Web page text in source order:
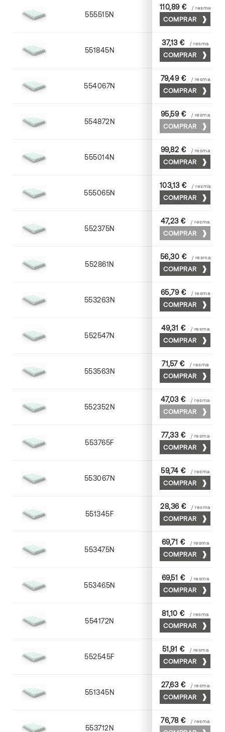
555515N 72 x 102
110,89 € / resma
COMPRAR
551845N 45 x 64
37,13 € / resma
COMPRAR
554067N 65 x 90
79,49 € / resma
COMPRAR
554872N 70 x 100
95,59 € / resma
COMPRAR
555014N 72 x 102
99,82 € / resma
COMPRAR
555065N 65 x 90
103,13 € / resma
COMPRAR
552375N 75 x 53
47,23 € / resma
COMPRAR
552861N 63 x 88
56,30 € / resma
COMPRAR
553263N 63 x 88
65,79 € / resma
COMPRAR
552547N 45 x 64
49,31 € / resma
COMPRAR
553563N 63 x 88
71,57 € / resma
COMPRAR
552352N 52 x 70
47,03 € / resma
COMPRAR
553765F 65 x 90
77,33 € / resma
COMPRAR
553067N 65 x 90
59,74 € / resma
COMPRAR
551345F 45 x 64
28,36 € / resma
COMPRAR
553475N 75 x 53
69,71 € / resma
COMPRAR
553465N 65 x 90
69,51 € / resma
COMPRAR
554172N 70 x 100
81,10 € / resma
COMPRAR
552545F 45 x 64
51,91 € / resma
COMPRAR
551345N 45 x 64
27,63 € / resma
COMPRAR
553712N 72 x 102
76,78 € / resma